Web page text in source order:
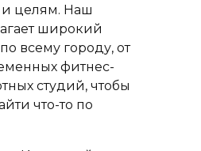
и целям. Наш
широкий
всему городу, от
фитнес-
студий, чтобы
что-то по